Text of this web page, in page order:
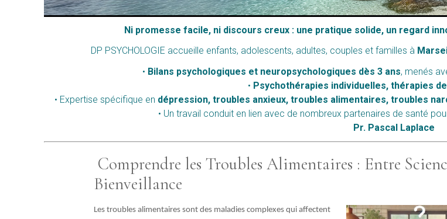
Ni promesse facile, ni discours creux : une pratique solide, un regard
DP PSYCHOLOGIE accueille enfants, adolescents, adultes, couples et familles à
• Bilans psychologiques et neuropsychologiques dès 3 ans, menés
• Psychothérapies individuelles, thérapies
• Expertise spécifique en dépression, troubles anxieux, troubles alimentaires, troubles
• Un travail conduit en lien avec de nombreux partenaires de santé
Pr. Pascal Laplace
Comprendre les Troubles Alimentaires : Entre
Bienveillance
Les troubles alimentaires sont des maladies complexes qui affectent